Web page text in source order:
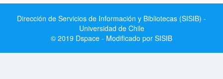
Dirección de Servicios de Información y Bibliotecas (SISIB) -
Universidad de Chile
© 2019 Dspace - Modificado por SISIB